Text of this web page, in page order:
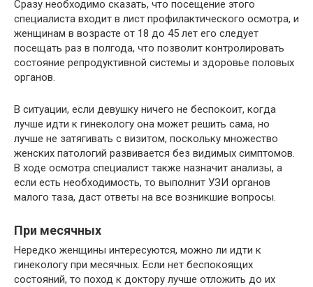
Сразу необходимо сказать, что посещение этого
специалиста входит в лист профилактического осмотра, и
женщинам в возрасте от 18 до 45 лет его следует
посещать раз в полгода, что позволит контролировать
состояние репродуктивной системы и здоровье половых
органов.
В ситуации, если девушку ничего не беспокоит, когда
лучше идти к гинекологу она может решить сама, но
лучше не затягивать с визитом, поскольку множество
женских патологий развивается без видимых симптомов.
В ходе осмотра специалист также назначит анализы, а
если есть необходимость, то выполнит УЗИ органов
малого таза, даст ответы на все возникшие вопросы.
При месячных
Нередко женщины интересуются, можно ли идти к
гинекологу при месячных. Если нет беспокоящих
состояний, то поход к доктору лучше отложить до их